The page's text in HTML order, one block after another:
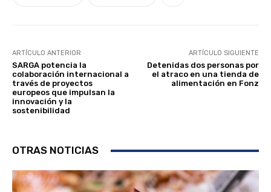
ARTÍCULO ANTERIOR
SARGA potencia la
colaboración internacional a
través de proyectos
europeos que impulsan la
innovación y la
sostenibilidad
ARTÍCULO SIGUIENTE
Detenidas dos personas por
el atraco en una tienda de
alimentación en Fonz
OTRAS NOTICIAS